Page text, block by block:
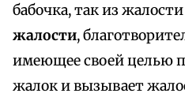
бабочка, так из
жалости,
имеющее своей целью
жалок и вызывает